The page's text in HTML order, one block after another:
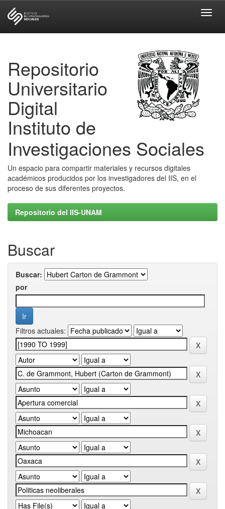
Repositorio
Universitario
Digital
Instituto de
Investigaciones Sociales
Un espacio para compartir materiales y recursos digitales
académicos producidos por los investigadores del IIS, en el
proceso de sus diferentes proyectos.
Repositorio del IIS-UNAM
Buscar
Buscar:
por
Filtros actuales: